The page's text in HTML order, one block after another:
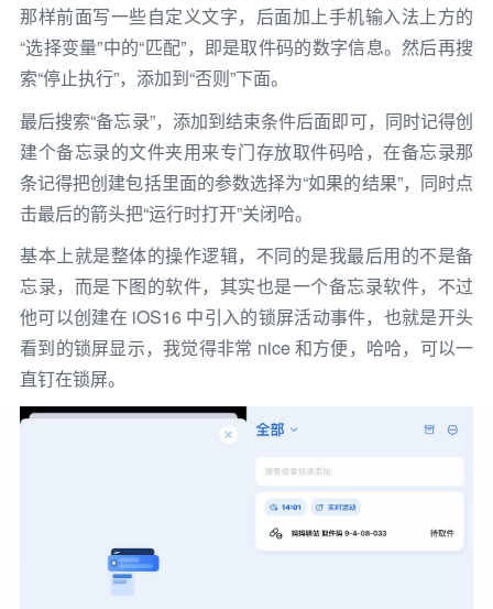
那样前面写一些自定义文字，后面加上手机输入法上方的
“选择变量”中的“匹配”，即是取件码的数字信息。然后再搜
索“停止执行”，添加到“否则”下面。
最后搜索“备忘录”，添加到结束条件后面即可，同时记得创
建个备忘录的文件夹用来专门存放取件码哈，在备忘录那
条记得把创建包括里面的参数选择为“如果的结果”，同时点
击最后的箭头把“运行时打开”关闭哈。
基本上就是整体的操作逻辑，不同的是我最后用的不是备
忘录，而是下图的软件，其实也是一个备忘录软件，不过
他可以创建在 iOS16 中引入的锁屏活动事件，也就是开头
看到的锁屏显示，我觉得非常 nice 和方便，哈哈，可以一
直钉在锁屏。